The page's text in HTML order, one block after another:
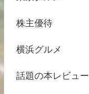
株主優待
横浜グルメ
話題の本レビュー